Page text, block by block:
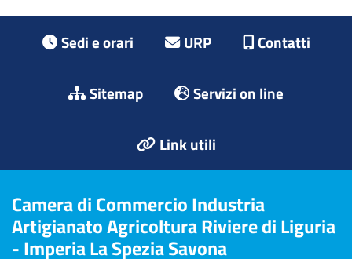
Sedi e orari URP Contatti
Sitemap Servizi on line
Link utili
Camera di Commercio Industria
Artigianato Agricoltura Riviere di Liguria
- Imperia La Spezia Savona